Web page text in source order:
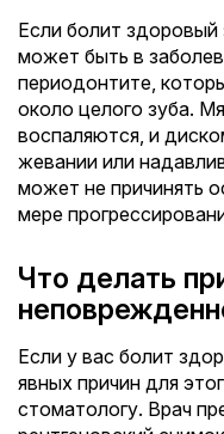
Если болит здоровый
может быть в
периодонтите,
около целого зуба.
воспаляются, и
жевании или
может не причинять
мере
Что делать
Если у вас болит
явных причин для
стоматологу. Врач